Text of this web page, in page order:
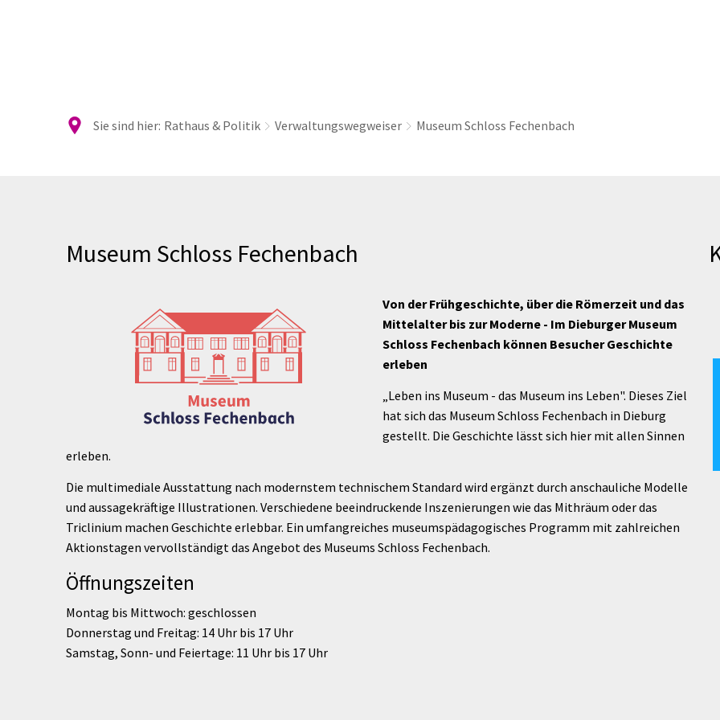
Sie sind hier: Rathaus & Politik Verwaltungswegweiser Museum Schloss Fechenbach
FechenbachMuseum Schloss Fechenbach
Von der Frühgeschichte, über die Römerzeit und das
Mittelalter bis zur Moderne - Im Dieburger Museum
Schloss Fechenbach können Besucher Geschichte
erleben
„Leben ins Museum - das Museum ins Leben". Dieses Ziel
hat sich das Museum Schloss Fechenbach in Dieburg
gestellt. Die Geschichte lässt sich hier mit allen Sinnen
erleben.
Die multimediale Ausstattung nach modernstem technischem Standard wird ergänzt durch anschauliche Modelle
und aussagekräftige Illustrationen. Verschiedene beeindruckende Inszenierungen wie das Mithräum oder das
Triclinium machen Geschichte erlebbar. Ein umfangreiches museumspädagogisches Programm mit zahlreichen
Aktionstagen vervollständigt das Angebot des Museums Schloss Fechenbach.
Öffnungszeiten
Montag bis Mittwoch: geschlossen
Donnerstag und Freitag: 14 Uhr bis 17 Uhr
Samstag, Sonn- und Feiertage: 11 Uhr bis 17 Uhr